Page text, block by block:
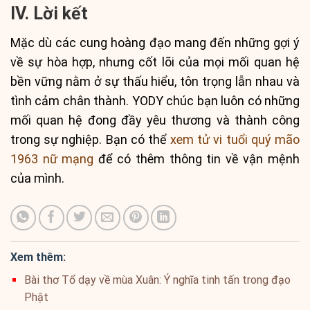
IV. Lời kết
Mặc dù các cung hoàng đạo mang đến những gợi ý
về sự hòa hợp, nhưng cốt lõi của mọi mối quan hệ
bền vững nằm ở sự thấu hiểu, tôn trọng lẫn nhau và
tình cảm chân thành. YODY chúc bạn luôn có những
mối quan hệ đong đầy yêu thương và thành công
trong sự nghiệp. Bạn có thểxem tử vi tuổi quý mão
1963 nữ mạng để có thêm thông tin về vận mệnh
của mình.
Xem thêm:
Bài thơ Tổ dạy về mùa Xuân: Ý nghĩa tinh tấn trong đạo
Phật